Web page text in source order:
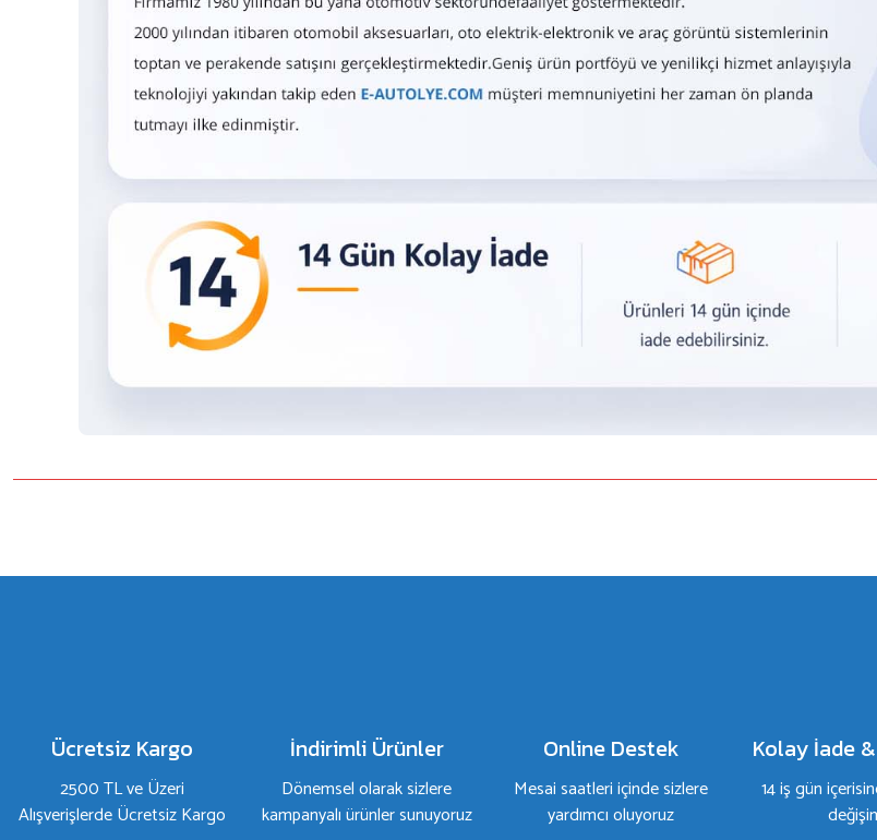
Bu ürüne ilk yorumu siz yapın!
Bu ürüne benzer farklı alternatifler olmalı.
Ücretsiz Kargo
2500 TL ve Üzeri
Alışverişlerde Ücretsiz Kargo
İndirimli Ürünler
Dönemsel olarak sizlere
kampanyalı ürünler sunuyoruz
Online Destek
Mesai saatleri içinde sizlere
yardımcı oluyoruz
Kolay İade
14 iş gün